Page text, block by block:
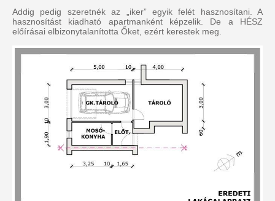
Addig pedig szeretnék az „iker” egyik felét hasznosítani. A
hasznosítást kiadható apartmanként képzelik. De a HÉSZ
előírásai elbizonytalanította Őket, ezért kerestek meg.